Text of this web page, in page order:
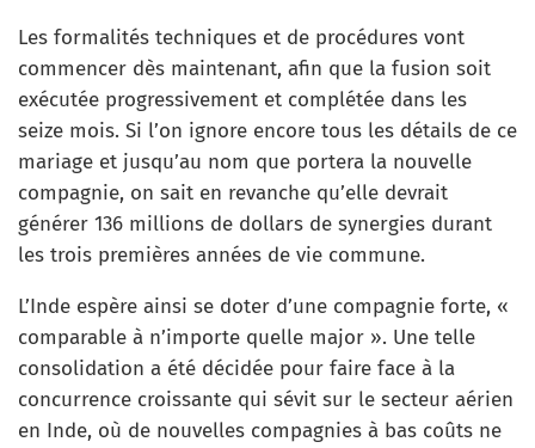
Les formalités techniques et de procédures vont
commencer dès maintenant, afin que la fusion soit
exécutée progressivement et complétée dans les
seize mois. Si l’on ignore encore tous les détails de ce
mariage et jusqu’au nom que portera la nouvelle
compagnie, on sait en revanche qu’elle devrait
générer 136 millions de dollars de synergies durant
les trois premières années de vie commune.
L’Inde espère ainsi se doter d’une compagnie forte, «
comparable à n’importe quelle major ». Une telle
consolidation a été décidée pour faire face à la
concurrence croissante qui sévit sur le secteur aérien
en Inde, où de nouvelles compagnies à bas coûts ne